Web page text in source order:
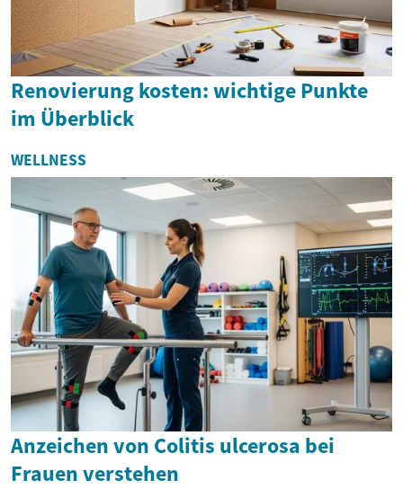
Renovierung kosten: wichtige Punkte
im Überblick
WELLNESS
Anzeichen von Colitis ulcerosa bei
Frauen verstehen